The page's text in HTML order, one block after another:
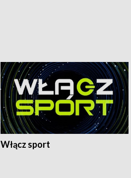
Włącz sport